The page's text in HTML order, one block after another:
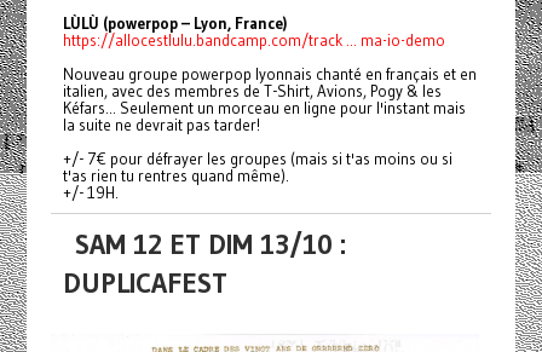
LÙLÙ (powerpop – Lyon, France)
https://allocestlulu.bandcamp.com/track ... ma-io-demo
Nouveau groupe powerpop lyonnais chanté en français et en
italien, avec des membres de T-Shirt, Avions, Pogy & les
Kéfars... Seulement un morceau en ligne pour l'instant mais
la suite ne devrait pas tarder!
+/- 7€ pour défrayer les groupes (mais si t'as moins ou si
t'as rien tu rentres quand même).
+/- 19H.
SAM 12 ET DIM 13/10 :
DUPLICAFEST